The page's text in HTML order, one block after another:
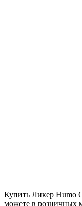
Купить Ликер Humo
можете в розничных